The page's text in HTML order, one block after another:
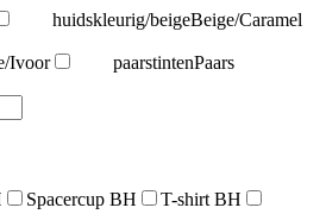
huidskleurig/beigeBeige/Caramel
Ivoor paarstintenPaars
Spacercup BH
T-shirt BH